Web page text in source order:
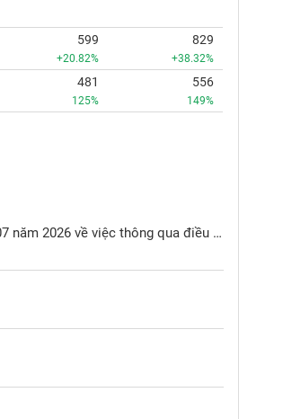
599
+20.82%
829
+38.32%
481
125%
556
149%
Nghị quyết HĐQT số 07/2026/NQ-HĐQT ngày 11 tháng 07 năm 2026 về việc thông qua điều chỉnh thời điểm chi trả cổ tức năm 2025